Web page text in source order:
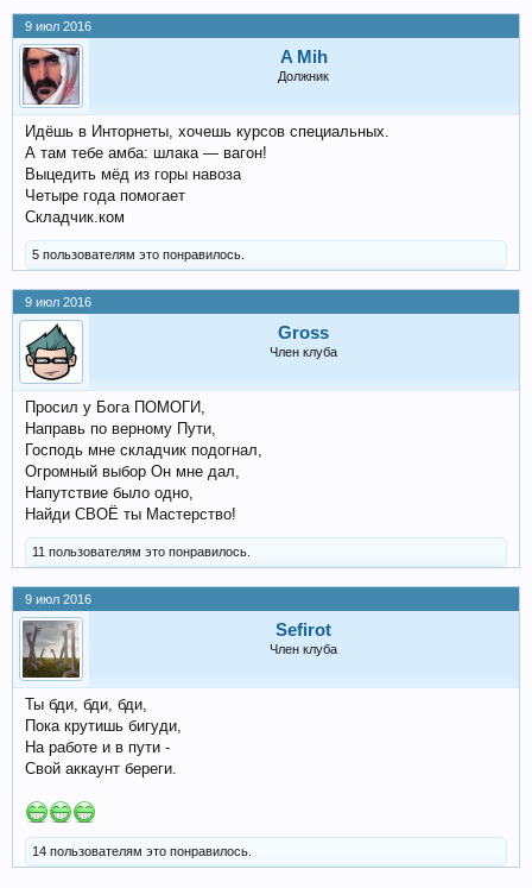
9 июл 2016
A Mih
Должник
Идёшь в Инторнеты, хочешь курсов специальных.
А там тебе амба: шлака — вагон!
Выцедить мёд из горы навоза
Четыре года помогает
Складчик.ком
5 пользователям это понравилось.
9 июл 2016
Gross
Член клуба
Просил у Бога ПОМОГИ,
Направь по верному Пути,
Господь мне складчик подогнал,
Огромный выбор Он мне дал,
Напутствие было одно,
Найди СВОЁ ты Мастерство!
11 пользователям это понравилось.
9 июл 2016
Sefirot
Член клуба
Ты бди, бди, бди,
Пока крутишь бигуди,
На работе и в пути -
Свой аккаунт береги.
14 пользователям это понравилось.